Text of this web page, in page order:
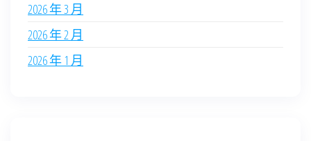
2026 年 3 月
2026 年 2 月
2026 年 1 月